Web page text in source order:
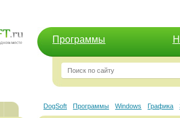
Программы
DogSoft Программы Windows Графика